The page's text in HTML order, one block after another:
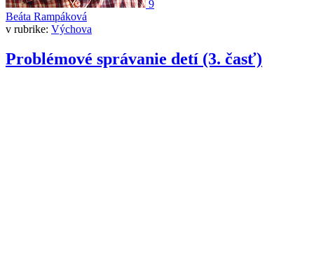
9
Beáta Rampáková
v rubrike: Výchova
Problémové správanie detí (3. časť)